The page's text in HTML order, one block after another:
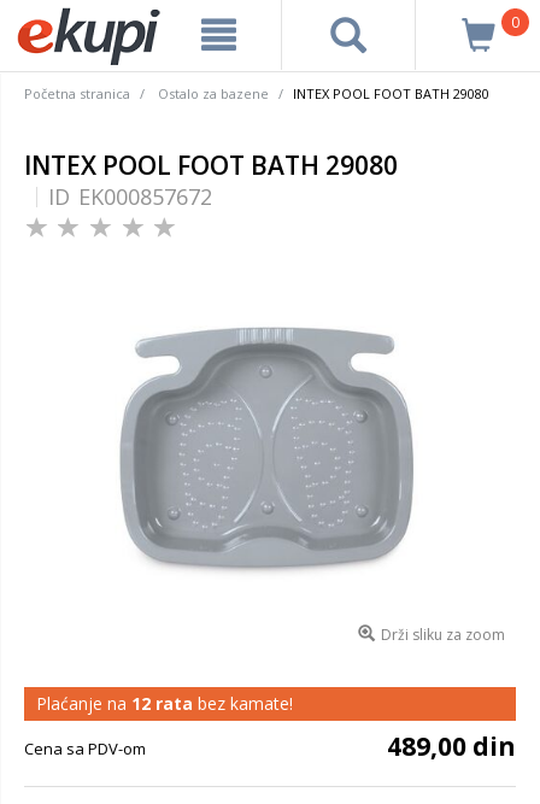
0
Početna stranica Ostalo za bazene INTEX POOL FOOT BATH 29080
INTEX POOL FOOT BATH 29080
ID EK000857672
Drži sliku za zoom
Plaćanje na 12 rata bez kamate!
Cena sa PDV-om 489,00 din